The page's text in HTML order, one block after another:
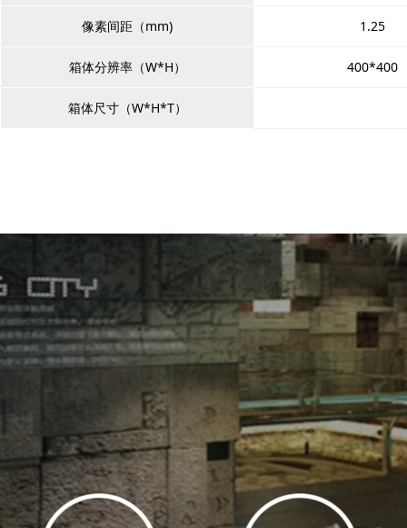
像素间距（mm) 1.25
箱体分辨率（W*H） 400*400
箱体尺寸（W*H*T）